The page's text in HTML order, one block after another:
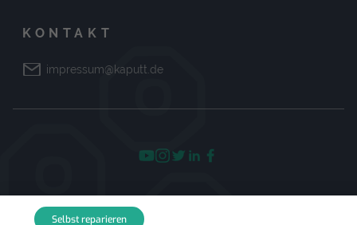
Selbst reparieren
KONTAKT
impressum@kaputt.de
© 2026 kaputt.de